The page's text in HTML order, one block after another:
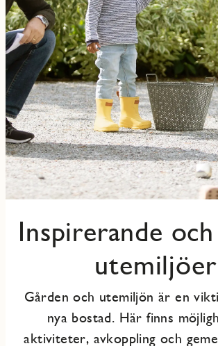
Inspirerande
utemiljöer
Gården och utemiljön är en
nya bostad. Här finns
aktiviteter, avkoppling och